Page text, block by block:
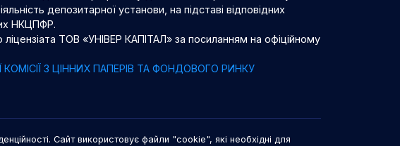
депозитарної установи, на підставі відповідних
НКЦПФР.
ліцензіата ТОВ «УНІВЕР КАПІТАЛ» за посиланням на офіційному
КОМІСІЇ З ЦІННИХ ПАПЕРІВ ТА ФОНДОВОГО РИНКУ
Сайт використовує файли "cookie", які необхідні для